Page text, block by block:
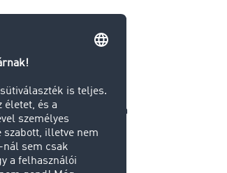
a belföldi
hogy
vagy egy
jelent). Ha
bérek,
is elérheti a jövő évben
a gyenge
nem segíti, így akár
saját zsebből